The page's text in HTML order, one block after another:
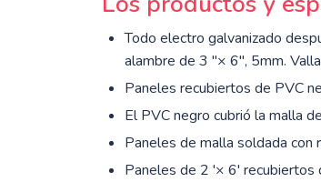
Todo electro galvanizado
alambre de 3 "× 6", 5mm.
Paneles recubiertos de PVC
El PVC negro cubrió la malla
Paneles de malla soldada
Paneles de 2 '× 6' recubiertos